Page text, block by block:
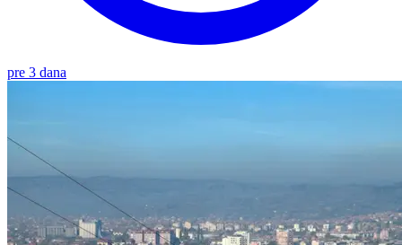
pre 3 dana